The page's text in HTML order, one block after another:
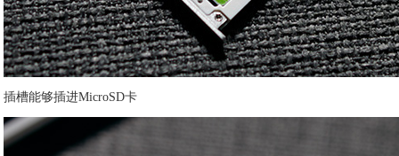
插槽能够插进MicroSD卡